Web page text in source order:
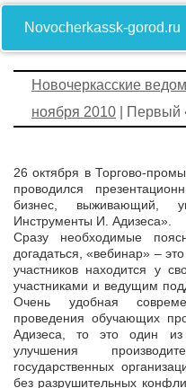
Novocherkassk-gorod.ru
Новочеркасские
ноября 2010 | Первый
26 октября в Торгово-
проводился
бизнес, выживающий,
Инструменты И. Адизеса».
Сразу необходимые
догадаться, «вебинар» –
участников находится у
участниками и ведущим
Очень удобная
проведения обучающих
Адизеса, то это один из
улучшения
государственных
без разрушительных